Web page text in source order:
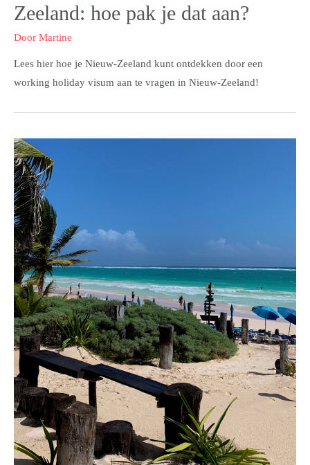
Zeeland: hoe pak je dat aan?
Door Martine
Lees hier hoe je Nieuw-Zeeland kunt ontdekken door een
working holiday visum aan te vragen in Nieuw-Zeeland!